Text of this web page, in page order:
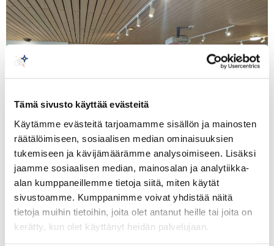
Tämä sivusto käyttää evästeitä
Käytämme evästeitä tarjoamamme sisällön ja mainosten
räätälöimiseen, sosiaalisen median ominaisuuksien
tukemiseen ja kävijämäärämme analysoimiseen. Lisäksi
jaamme sosiaalisen median, mainosalan ja analytiikka-
alan kumppaneillemme tietoja siitä, miten käytät
sivustoamme. Kumppanimme voivat yhdistää näitä
tietoja muihin tietoihin, joita olet antanut heille tai joita on
kerätty, kun olet käyttänyt heidän palvelujaan.
On September 9, 2024, the Vietnamese